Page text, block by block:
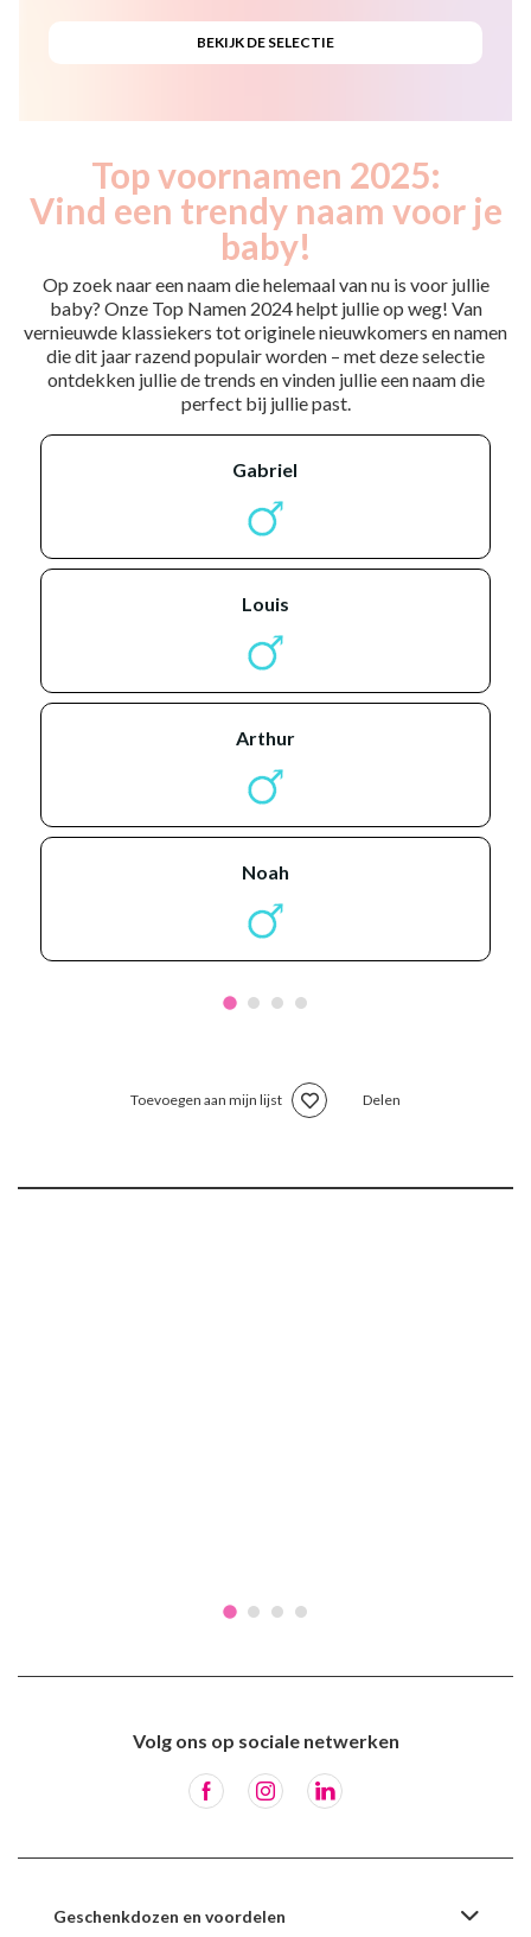
Top voornamen 2025:
Vind een trendy naam voor je
baby!
Op zoek naar een naam die helemaal van nu is voor jullie
baby? Onze Top Namen 2024 helpt jullie op weg! Van
vernieuwde klassiekers tot originele nieuwkomers en namen
die dit jaar razend populair worden – met deze selectie
ontdekken jullie de trends en vinden jullie een naam die
perfect bij jullie past.
gabriel
louis
arthur
noah
Toevoegen aan mijn lijst Delen
Volg ons op sociale netwerken
Geschenkdozen en voordelen